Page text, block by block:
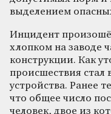
выделением
Инцидент
хлопком на заводе
конструкции. Как
происшествия стал
устройства. Ранее
что общее число
человек, двое из